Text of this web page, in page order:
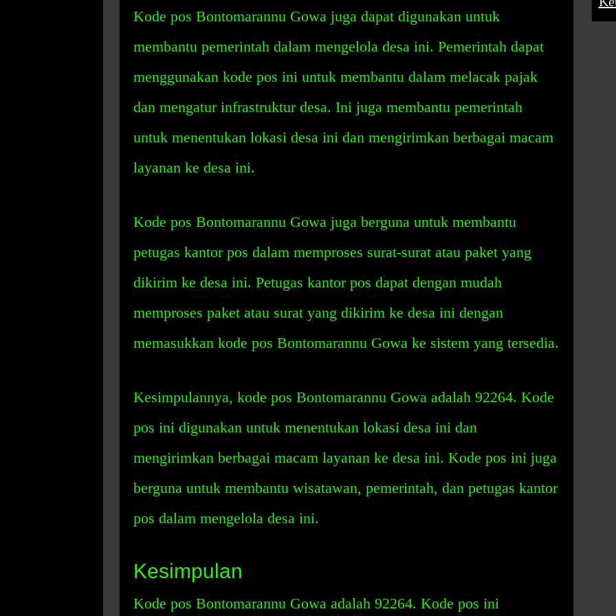
Kode pos Bontomarannu Gowa juga dapat digunakan untuk
membantu pemerintah dalam mengelola desa ini. Pemerintah dapat
menggunakan kode pos ini untuk membantu dalam melacak pajak
dan mengatur infrastruktur desa. Ini juga membantu pemerintah
untuk menentukan lokasi desa ini dan mengirimkan berbagai macam
layanan ke desa ini.
Kode pos Bontomarannu Gowa juga berguna untuk membantu
petugas kantor pos dalam memproses surat-surat atau paket yang
dikirim ke desa ini. Petugas kantor pos dapat dengan mudah
memproses paket atau surat yang dikirim ke desa ini dengan
memasukkan kode pos Bontomarannu Gowa ke sistem yang tersedia.
Kesimpulannya, kode pos Bontomarannu Gowa adalah 92264. Kode
pos ini digunakan untuk menentukan lokasi desa ini dan
mengirimkan berbagai macam layanan ke desa ini. Kode pos ini juga
berguna untuk membantu wisatawan, pemerintah, dan petugas kantor
pos dalam mengelola desa ini.
Kesimpulan
Kode pos Bontomarannu Gowa adalah 92264. Kode pos ini